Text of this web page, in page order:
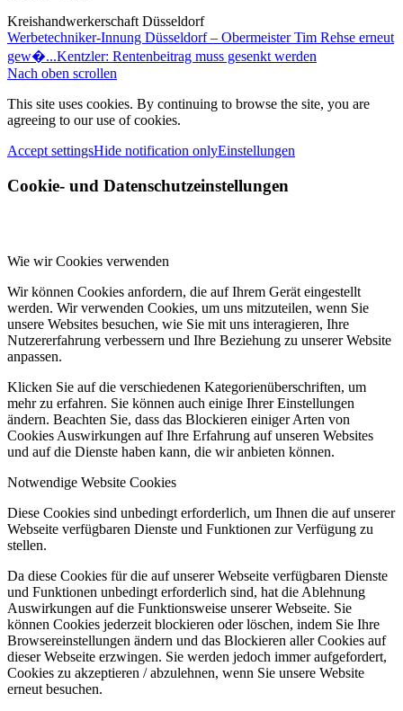
Kreishandwerkerschaft Düsseldorf
Werbetechniker-Innung Düsseldorf – Obermeister Tim Rehse erneut
gew�...Kentzler: Rentenbeitrag muss gesenkt werden
Nach oben scrollen
This site uses cookies. By continuing to browse the site, you are
agreeing to our use of cookies.
Accept settingsHide notification onlyEinstellungen
Cookie- und Datenschutzeinstellungen
Wie wir Cookies verwenden
Wir können Cookies anfordern, die auf Ihrem Gerät eingestellt
werden. Wir verwenden Cookies, um uns mitzuteilen, wenn Sie
unsere Websites besuchen, wie Sie mit uns interagieren, Ihre
Nutzererfahrung verbessern und Ihre Beziehung zu unserer Website
anpassen.
Klicken Sie auf die verschiedenen Kategorienüberschriften, um
mehr zu erfahren. Sie können auch einige Ihrer Einstellungen
ändern. Beachten Sie, dass das Blockieren einiger Arten von
Cookies Auswirkungen auf Ihre Erfahrung auf unseren Websites
und auf die Dienste haben kann, die wir anbieten können.
Notwendige Website Cookies
Diese Cookies sind unbedingt erforderlich, um Ihnen die auf unserer
Webseite verfügbaren Dienste und Funktionen zur Verfügung zu
stellen.
Da diese Cookies für die auf unserer Webseite verfügbaren Dienste
und Funktionen unbedingt erforderlich sind, hat die Ablehnung
Auswirkungen auf die Funktionsweise unserer Webseite. Sie
können Cookies jederzeit blockieren oder löschen, indem Sie Ihre
Browsereinstellungen ändern und das Blockieren aller Cookies auf
dieser Webseite erzwingen. Sie werden jedoch immer aufgefordert,
Cookies zu akzeptieren / abzulehnen, wenn Sie unsere Website
erneut besuchen.